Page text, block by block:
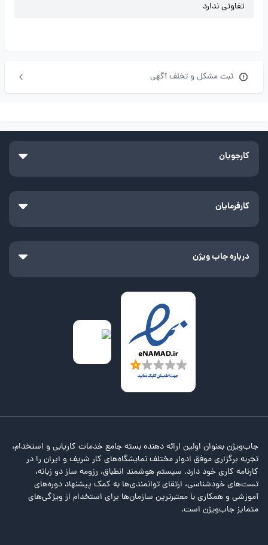
تفاوتی ندارد
ثبت مشکل و تخلف آگهی
کارجویان
کارفرمایان
درباره جاب ویژن
جاب‌ویژن بعنوان اولین ارائه دهنده بسته جامع خدمات کاریابی و استخدام،
تجربه برگزاری موفق ادوار مختلف نمایشگاه‌های کار شریف و ایران را در
کارنامه کاری خود دارد. سیستم هوشمند انطباق، رزومه ساز دو زبانه،
تست‌های خودشناسی، ارتقای توانمندی‌ها به کمک پیشنهاد دوره‌های
آموزشی و همکاری با معتبرترین سازمان‌ها برای استخدام از ویژگی‌های
متمایز جاب‌ویژن است.